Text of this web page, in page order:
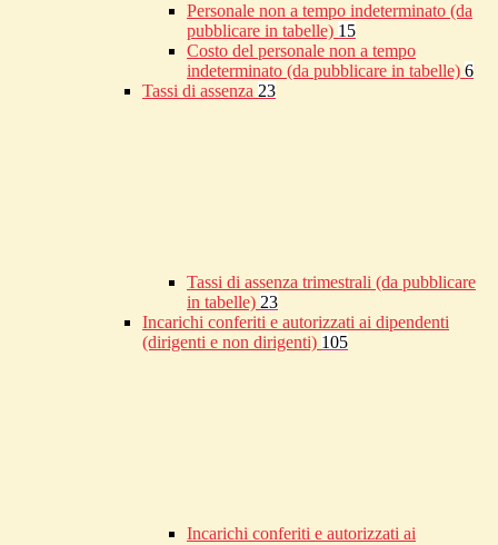
Personale non a tempo indeterminato (da
pubblicare in tabelle) 15
Costo del personale non a tempo
indeterminato (da pubblicare in tabelle) 6
Tassi di assenza 23
Tassi di assenza trimestrali (da pubblicare
in tabelle) 23
Incarichi conferiti e autorizzati ai dipendenti
(dirigenti e non dirigenti) 105
Incarichi conferiti e autorizzati ai